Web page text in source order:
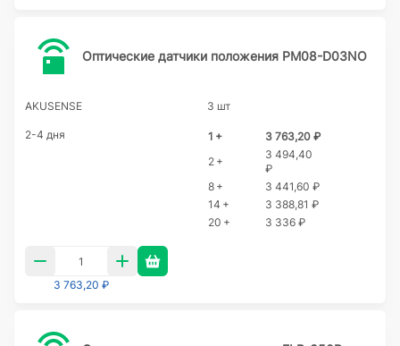
Оптические датчики положения PM08-D03NO
AKUSENSE 3 шт
2-4 дня 1 +
3 763,20 ₽
2 +
3 494,40
₽
8 +
3 441,60 ₽
14 +
3 388,81 ₽
20 +
3 336 ₽
3 763,20 ₽